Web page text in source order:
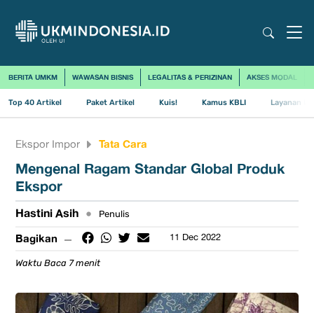
BERITA UMKM WAWASAN BISNIS LEGALITAS & PERIZINAN AKSES MODAL
Top 40 Artikel Paket Artikel Kuis! Kamus KBLI Layanan
Ekspor Impor Tata Cara
​Mengenal Ragam Standar Global Produk
Ekspor
Hastini Asih • Penulis
Bagikan 11 Dec 2022
Waktu Baca 7 menit